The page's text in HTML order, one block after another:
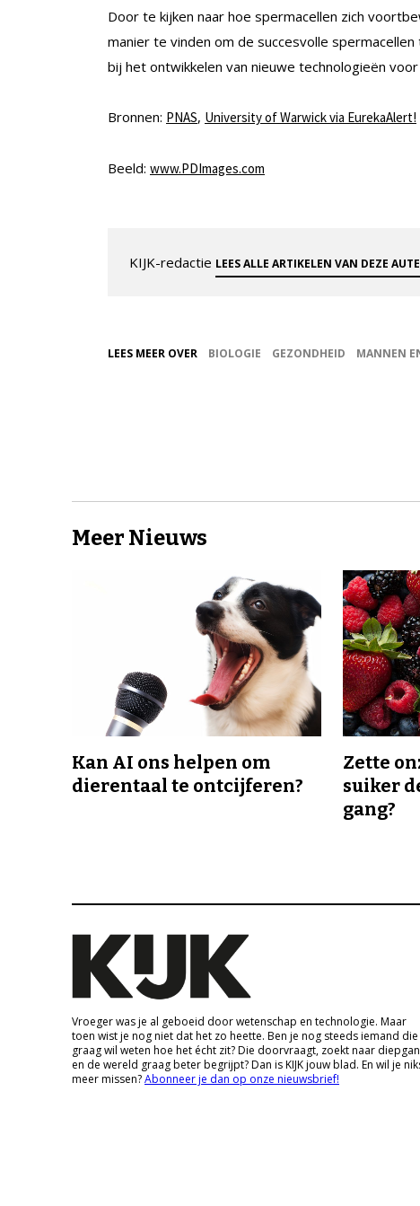
Door te kijken naar hoe spermacellen zich
manier te vinden om de succesvolle
bij het ontwikkelen van nieuwe technologieën
Bronnen: PNAS, University of Warwick via EurekaAlert!
Beeld: www.PDImages.com
KIJK-redactie LEES ALLE ARTIKELEN VAN DEZE
LEES MEER OVER BIOLOGIE GEZONDHEID MANNEN
Meer Nieuws
Kan AI ons helpen om
dierentaal te ontcijferen?
Zette
suiker
gang?
Vroeger was je al geboeid door wetenschap en technologie. Maar
toen wist je nog niet dat het zo heette. Ben je nog steeds iemand die
graag wil weten hoe het écht zit? Die doorvraagt, zoekt naar
en de wereld graag beter begrijpt? Dan is KIJK jouw blad. En wil je
meer missen?Abonneer je dan op onze nieuwsbrief!